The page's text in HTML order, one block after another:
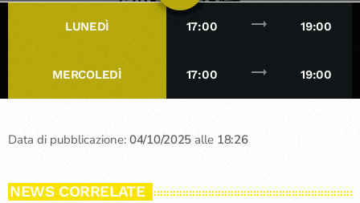
LUNEDÌ 17:00 trending_flat 19:00
MERCOLEDÌ 17:00 trending_flat 19:00
Data di pubblicazione: 04/10/2025 alle 18:26
NEWS CORRELATE